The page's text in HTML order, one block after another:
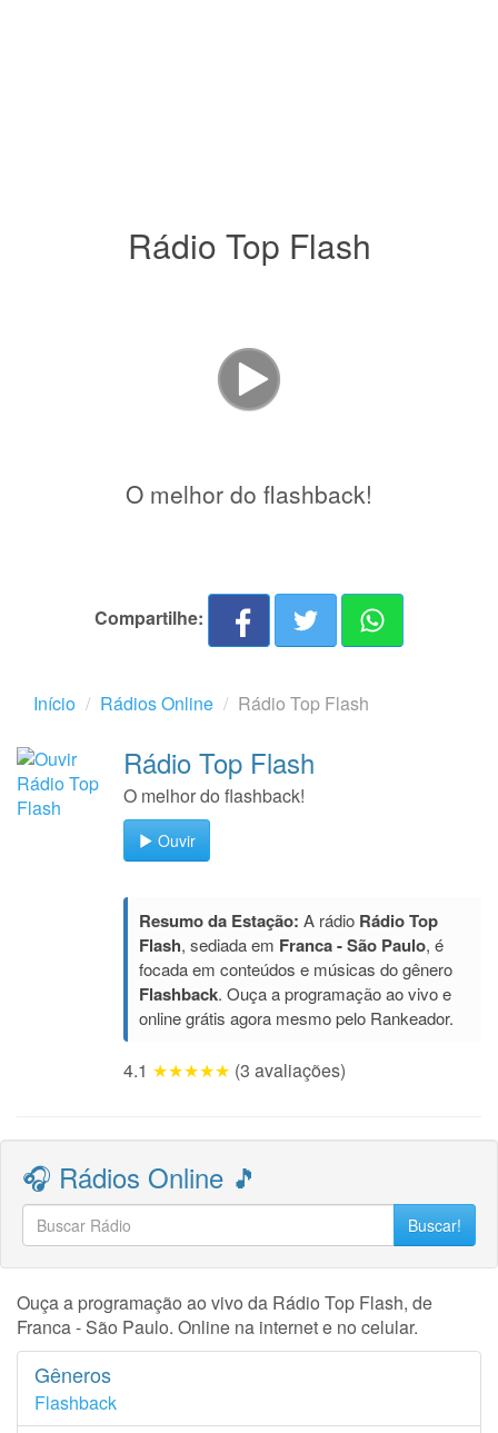
Rádio Top Flash
O melhor do flashback!
Compartilhe:
Início Rádios Online Rádio Top Flash
Rádio Top Flash
O melhor do flashback!
Ouvir
Resumo da Estação: A rádio Rádio Top
Flash, sediada em Franca - São Paulo, é
focada em conteúdos e músicas do gênero
Flashback. Ouça a programação ao vivo e
online grátis agora mesmo pelo Rankeador.
4.1 ★★★★★ (3 avaliações)
🎧 Rádios Online 🎵
Buscar!
Ouça a programação ao vivo da Rádio Top Flash, de
Franca - São Paulo. Online na internet e no celular.
Gêneros
Flashback